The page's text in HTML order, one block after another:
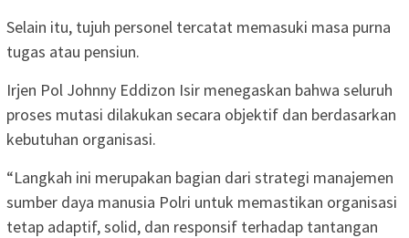
Selain itu, tujuh personel tercatat memasuki masa purna
tugas atau pensiun.
Irjen Pol Johnny Eddizon Isir menegaskan bahwa seluruh
proses mutasi dilakukan secara objektif dan berdasarkan
kebutuhan organisasi.
“Langkah ini merupakan bagian dari strategi manajemen
sumber daya manusia Polri untuk memastikan organisasi
tetap adaptif, solid, dan responsif terhadap tantangan